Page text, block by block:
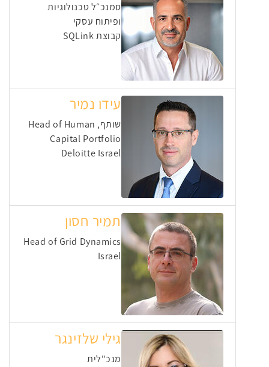
סמנכ״ל טכנולוגיות
ופיתוח עסקי
קבוצת SQLink
עידו נמיר
שותף, Head of Human
Capital Portfolio
Deloitte Israel
תמיר חסון
Head of Grid Dynamics
Israel
גילי שלזינגר
מנכ"לית